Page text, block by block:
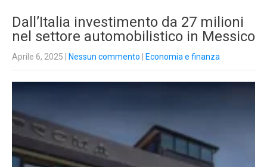
Dall’Italia investimento da 27 milioni
nel settore automobilistico in Messico
Aprile 6, 2025 Nessun commento Economia e finanza